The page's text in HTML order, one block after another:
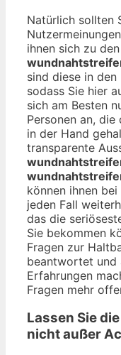
Natürlich sollten
ihnen sich zu
sind diese in
sodass Sie hier
sich am Besten
Personen an,
in der Hand
transparente
können ihnen
jeden Fall
das die
Sie bekommen
Fragen zur
beantwortet und
Erfahrungen
Fragen mehr
Lassen Sie
nicht außer